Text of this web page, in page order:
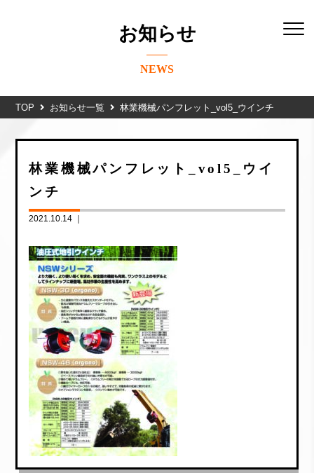
お知らせ
NEWS
TOP お知らせ一覧 林業機械パンフレット_vol5_ウインチ
林業機械パンフレット_vol5_ウイ
ンチ
2021.10.14 ｜